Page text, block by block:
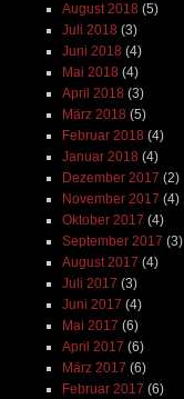
August 2018 (5)
Juli 2018 (3)
Juni 2018 (4)
Mai 2018 (4)
April 2018 (3)
März 2018 (5)
Februar 2018 (4)
Januar 2018 (4)
Dezember 2017 (2)
November 2017 (4)
Oktober 2017 (4)
September 2017 (3)
August 2017 (4)
Juli 2017 (3)
Juni 2017 (4)
Mai 2017 (6)
April 2017 (6)
März 2017 (6)
Februar 2017 (6)